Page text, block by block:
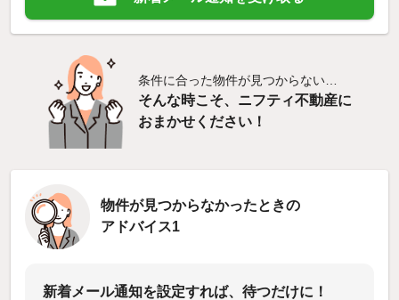
条件に合った物件が見つからない…
そんな時こそ、ニフティ不動産に
おまかせください！
物件が見つからなかったときの
アドバイス1
新着メール通知を設定すれば、待つだけに！